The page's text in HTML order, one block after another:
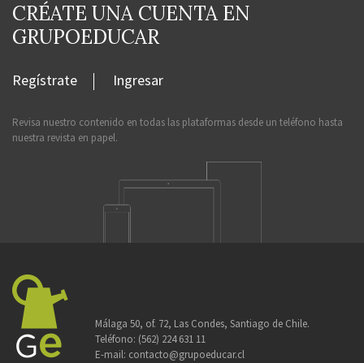
CRÉATE UNA CUENTA EN
GRUPOEDUCAR
Regístrate Ingresar
Revisa nuestro contenido en todas las plataformas desde un teléfono hasta
nuestra revista en papel.
Málaga 50, of. 72, Las Condes, Santiago de Chile.
Teléfono: (562) 224 631 11
E-mail: contacto@grupoeducar.cl